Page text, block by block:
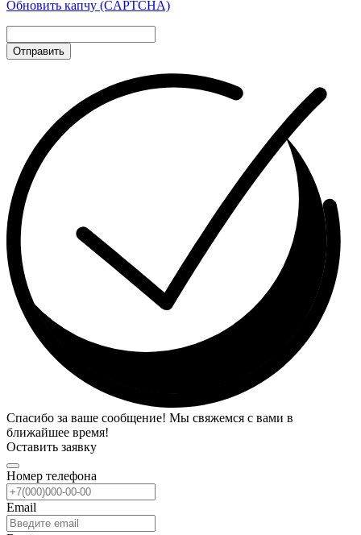
Обновить капчу (CAPTCHA)
Отправить
Спасибо за ваше сообщение! Мы свяжемся с вами в
ближайшее время!
Оставить заявку
Номер телефона
Email